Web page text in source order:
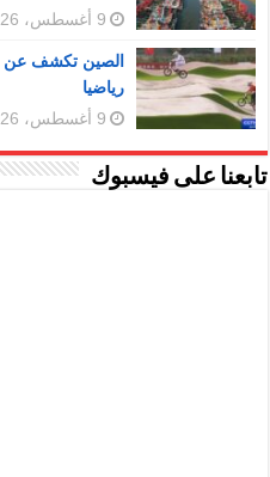
9 أغسطس، 2026
الصين تكشف عن
رياضيا
9 أغسطس، 2026
تابعنا على فيسبوك